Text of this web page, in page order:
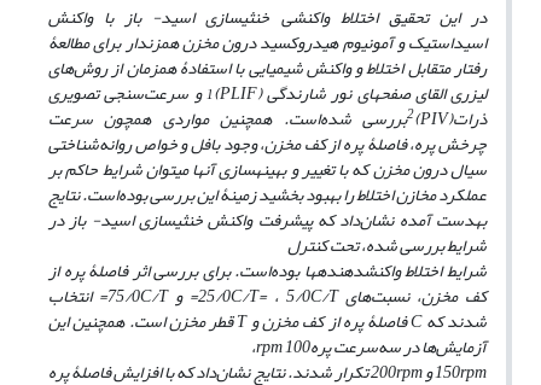
در این تحقیق اختلاط واکنشی خنثی­سازی اسید- باز با واکنش
اسیداستیک و آمونیوم هیدروکسید درون مخزن همزن­دار برای مطالعۀ
رفتار متقابل اختلاط و واکنش شیمیایی با استفادۀ همزمان از روش‌های
لیزری القای صفحه­ای نور شارندگی(PLIF)
1 و سرعت‌سنجی تصویری
ذرات(PIV)
2بررسی شده‌است. همچنین مواردی همچون سرعت
چرخش پره، فاصلۀ پره از کف مخزن، وجود بافل و خواص روانه‌شناختی
سیال درون مخزن که با تغییر و بهینه­سازی آنها می­توان شرایط حاکم بر
عملکرد مخازن اختلاط را بهبود بخشید زمینۀ این بررسی بوده‌است. نتایج
به­دست آمده نشانداد که پیشرفت واکنش خنثی­سازی اسید- باز در
شرایط بررسی شده، تحت کنترل
شرایط اختلاط واکنش­دهنده­ها بوده‌است. برای بررسی اثر فاصلۀ پره از
کف مخزن، نسبت‌های 25/0 C/T=، 5/0C/T= و 75/0C/T= انتخاب
شدند کهCفاصلۀ پره از کف مخزن وTقطر مخزن است. همچنین این
آزمایش‌ها در سه‌سرعت پره rpm100،
150rpm و 200rpm تکرار شدند. نتایج نشانداد که با افزایش فاصلۀ پره